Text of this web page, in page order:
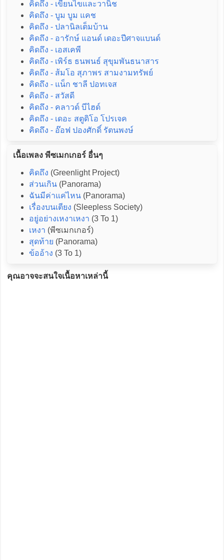
คิดถึง - เขียนไขและวานิช
คิดถึง - บูม บูม แคช
คิดถึง - ปลานิลเต็มบ้าน
คิดถึง - อารักษ์ แอนด์ เดอะปีศาจแบนด์
คิดถึง - เอสเคพี
คิดถึง - เพิร์ธ ธนพนธ์ สุขุมพันธนาสาร
คิดถึง - ส้มโอ สุภาพร สามงามทรัพย์
คิดถึง - แน็ก ชาลี ปอทเจส
คิดถึง - สวัสดี
คิดถึง - คลาวด์ บีไฮด์
คิดถึง - เดอะ สตูดิโอ โปรเจค
คิดถึง - อ๊อฟ ปองศักดิ์ รัตนพงษ์
เนื้อเพลง พีซเมกเกอร์ อื่นๆ
คิดถึง (Greenlight Project)
ส่วนเกิน(Panorama)
ฉันมีค่าแค่ไหน(Panorama)
เรื่องบนเตียง (Sleepless Society)
อยู่อย่างเหงาเหงา (3 To 1)
เหงา (พีซเมกเกอร์)
สุดท้าย (Panorama)
ข้ออ้าง (3 To 1)
คุณอาจจะสนใจเนื้อหาเหล่านี้